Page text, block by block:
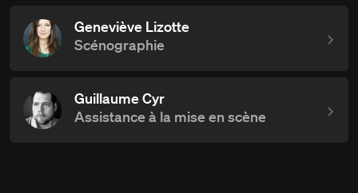
Geneviève Lizotte
Scénographie
Guillaume Cyr
Assistance à la mise en scène